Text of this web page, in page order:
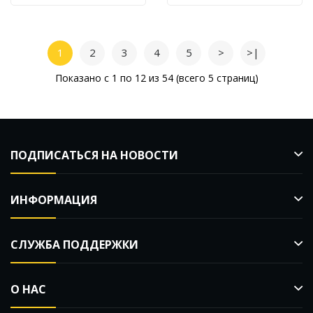
1 2 3 4 5 > >|
Показано с 1 по 12 из 54 (всего 5 страниц)
ПОДПИСАТЬСЯ НА НОВОСТИ
ИНФОРМАЦИЯ
СЛУЖБА ПОДДЕРЖКИ
О НАС